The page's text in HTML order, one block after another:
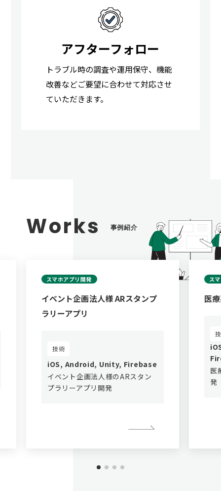
アフターフォロー
トラブル時の調査や運用保守、機能
改善などご要望に合わせて対応させ
ていただきます。
Works 事例紹介
スマホアプリ開発
イベント企画法人様 ARスタンプ
ラリーアプリ
技術
iOS, Android, Unity, Firebase
イベント企画法人様のARスタン
プラリーアプリ開発
ス
医
医
発